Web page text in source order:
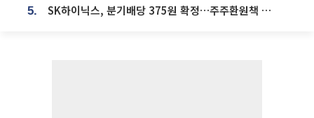
5. SK하이닉스, 분기배당 375원 확정…주주환원책 9월로 앞당겨 발표